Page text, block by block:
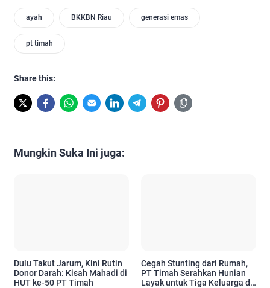
ayah BKKBN Riau generasi emas
pt timah
Share this:
Mungkin Suka Ini juga:
Dulu Takut Jarum, Kini Rutin
Donor Darah: Kisah Mahadi di
HUT ke-50 PT Timah
Cegah Stunting dari Rumah,
PT Timah Serahkan Hunian
Layak untuk Tiga Keluarga di